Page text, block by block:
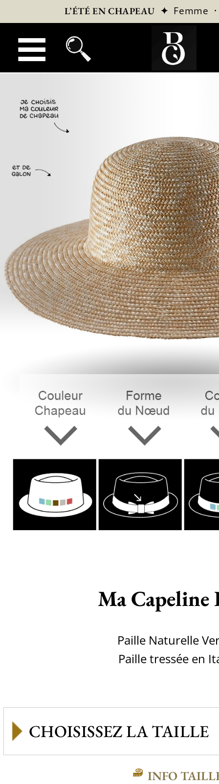
L’ÉTÉ EN CHAPEAU ✦ Femme
Ma Capeline
Paille Naturelle
Paille tressée en
INFO